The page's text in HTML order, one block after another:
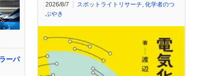
ーパ
2026/8/7 スポットライトリサーチ 化学者のつ
ぶやき